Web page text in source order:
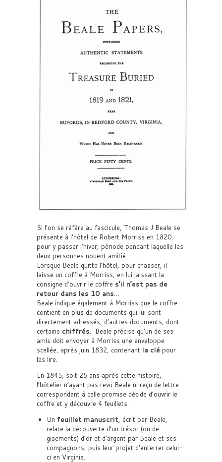
Si l’on se réfère au fascicule, Thomas J Beale se
présente à l’hôtel de Robert Morriss en 1820,
pour y passer l’hiver, période pendant laquelle les
deux personnes nouent amitié.
Lorsque Beale quitte l’hôtel, pour chasser, il
laisse un coffre à Morriss, en lui laissant la
consigne d’ouvrir le coffre s’il n’est pas de
retour dans les 10 ans…
Beale indique également à Morriss que le coffre
contient en plus de documents qui lui sont
directement adressés, d’autres documents, dont
certains chiffrés. Beale précise qu’un de ses
amis doit envoyer à Morriss une enveloppe
scellée, après juin 1832, contenant la clé pour
les lire.
En 1845, soit 25 ans après cette histoire,
l’hôtelier n’ayant pas revu Beale ni reçu de lettre
correspondant à celle promise décide d’ouvrir le
coffre et y découvre 4 feuillets :
Un feuillet manuscrit, écrit par Beale,
relate la découverte d’un trésor (ou de
gisements) d’or et d’argent par Beale et ses
compagnons, puis leur projet d’enterrer celui-
ci en Virginie.